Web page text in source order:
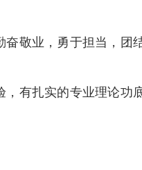
敬业，勇于担当，团
有扎实的专业理论功